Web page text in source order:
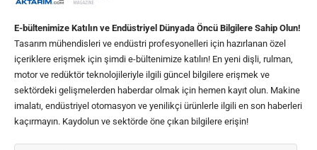
E-bültenimize Katılın ve Endüstriyel Dünyada Öncü Bilgilere Sahip Olun!
Tasarım mühendisleri ve endüstri profesyonelleri için hazırlanan özel
içeriklere erişmek için şimdi e-bültenimize katılın! En yeni dişli, rulman,
motor ve redüktör teknolojileriyle ilgili güncel bilgilere erişmek ve
sektördeki gelişmelerden haberdar olmak için hemen kayıt olun. Makine
imalatı, endüstriyel otomasyon ve yenilikçi ürünlerle ilgili en son haberleri
kaçırmayın. Kaydolun ve sektörde öne çıkan bilgilere erişin!